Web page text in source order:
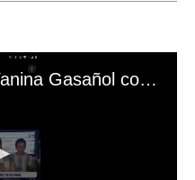
El mal momento de Yanina Gasañol con un hincha argentino en "Subrayado"